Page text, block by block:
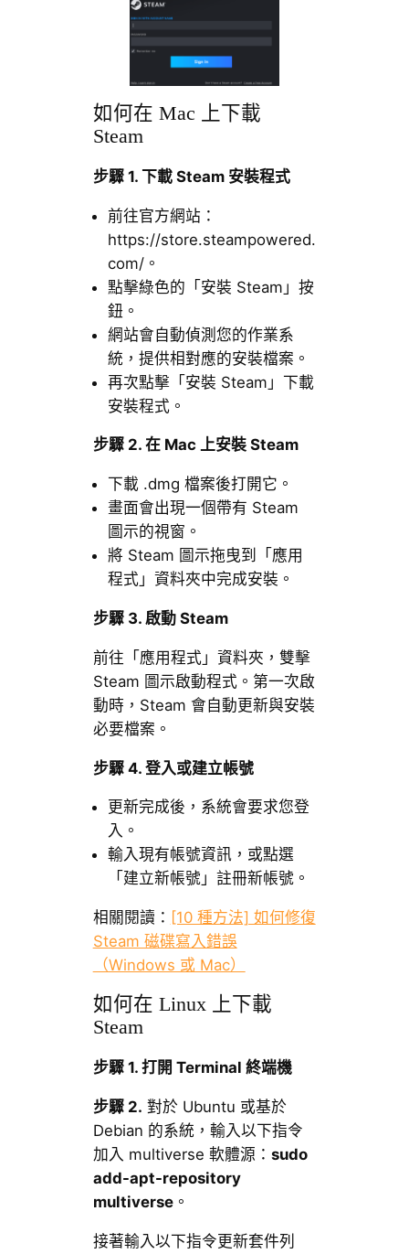
如何在 Mac 上下載
Steam
步驟 1. 下載 Steam 安裝程式
前往官方網站：
https://store.steampowered.
com/。
點擊綠色的「安裝 Steam」按
鈕。
網站會自動偵測您的作業系
統，提供相對應的安裝檔案。
再次點擊「安裝 Steam」下載
安裝程式。
步驟 2. 在 Mac 上安裝 Steam
下載 .dmg 檔案後打開它。
畫面會出現一個帶有 Steam
圖示的視窗。
將 Steam 圖示拖曳到「應用
程式」資料夾中完成安裝。
步驟 3. 啟動 Steam
前往「應用程式」資料夾，雙擊
Steam 圖示啟動程式。第一次啟
動時，Steam 會自動更新與安裝
必要檔案。
步驟 4. 登入或建立帳號
更新完成後，系統會要求您登
入。
輸入現有帳號資訊，或點選
「建立新帳號」註冊新帳號。
相關閱讀： [10 種方法] 如何修復
Steam 磁碟寫入錯誤
（Windows 或 Mac）
如何在 Linux 上下載
Steam
步驟 1. 打開 Terminal 終端機
步驟 2. 對於 Ubuntu 或基於
Debian 的系統，輸入以下指令
加入 multiverse 軟體源： sudo
add-apt-repository
multiverse。
接著輸入以下指令更新套件列